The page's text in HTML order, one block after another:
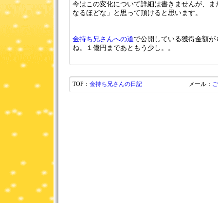
今はこの変化について詳細は書きませんが、
なるほどな」と思って頂けると思います。
金持ち兄さんへの道で公開している獲得金額
ね。１億円まであともう少し。。
TOP： 金持ち兄さんの日記 メール：